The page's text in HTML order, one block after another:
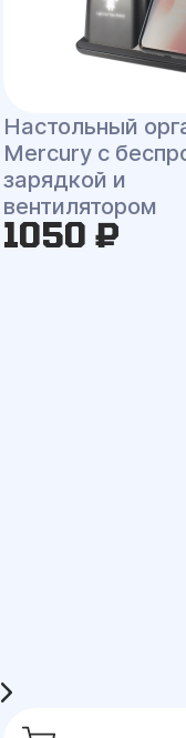
Настольный
Mercury c
зарядкой и
вентилятором
1050 ₽